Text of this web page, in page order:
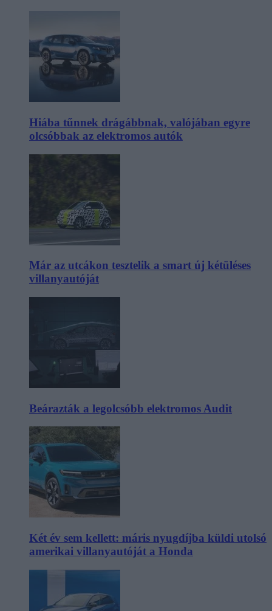
Hiába tűnnek drágábbnak, valójában egyre
olcsóbbak az elektromos autók
Már az utcákon tesztelik a smart új kétüléses
villanyautóját
Beárazták a legolcsóbb elektromos Audit
Két év sem kellett: máris nyugdíjba küldi utolsó
amerikai villanyautóját a Honda